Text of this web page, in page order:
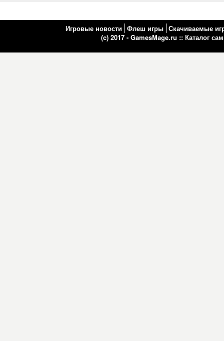
Игровые новости Флеш игры Скачиваемые
(c) 2017 - GamesMage.ru :: Каталог